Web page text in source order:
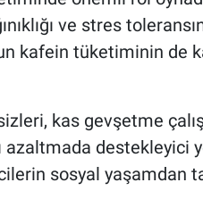
ve stres
kafein tüketiminin de
kas gevşetme
azaltmada destekleyici
sosyal yaşamdan